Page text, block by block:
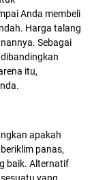
Anda membeli
Harga talang
Sebagai
itu,
apakah
panas,
baik. Alternatif